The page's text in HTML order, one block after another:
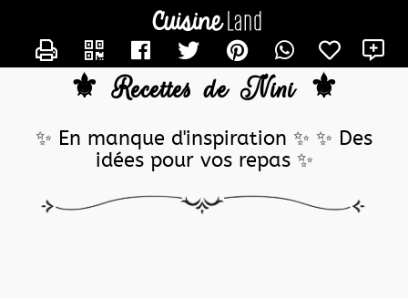
⚜️ Recettes de Nini ⚜️
✨ En manque d'inspiration ✨ ✨ Des
idées pour vos repas ✨
CONTACTER NINICM